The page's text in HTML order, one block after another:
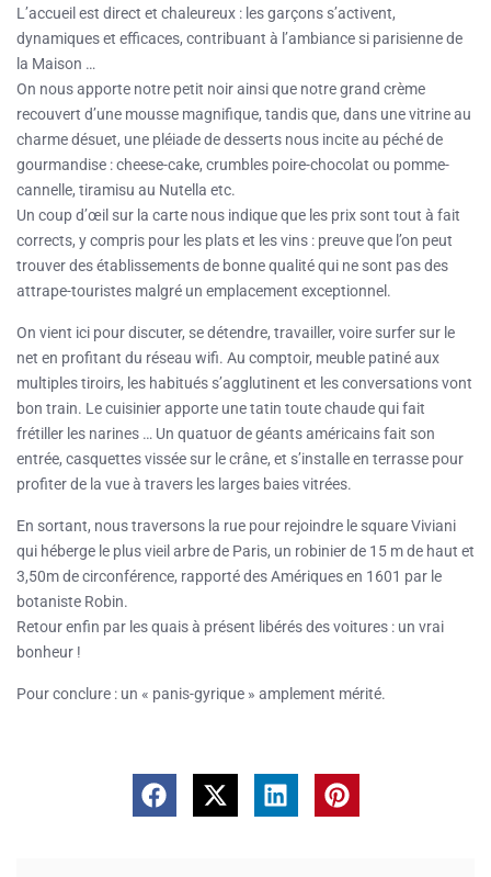
L’accueil est direct et chaleureux : les garçons s’activent,
dynamiques et efficaces, contribuant à l’ambiance si parisienne de
la Maison …
On nous apporte notre petit noir ainsi que notre grand crème
recouvert d’une mousse magnifique, tandis que, dans une vitrine au
charme désuet, une pléiade de desserts nous incite au péché de
gourmandise : cheese-cake, crumbles poire-chocolat ou pomme-
cannelle, tiramisu au Nutella etc.
Un coup d’œil sur la carte nous indique que les prix sont tout à fait
corrects, y compris pour les plats et les vins : preuve que l’on peut
trouver des établissements de bonne qualité qui ne sont pas des
attrape-touristes malgré un emplacement exceptionnel.
On vient ici pour discuter, se détendre, travailler, voire surfer sur le
net en profitant du réseau wifi. Au comptoir, meuble patiné aux
multiples tiroirs, les habitués s’agglutinent et les conversations vont
bon train. Le cuisinier apporte une tatin toute chaude qui fait
frétiller les narines … Un quatuor de géants américains fait son
entrée, casquettes vissée sur le crâne, et s’installe en terrasse pour
profiter de la vue à travers les larges baies vitrées.
En sortant, nous traversons la rue pour rejoindre le square Viviani
qui héberge le plus vieil arbre de Paris, un robinier de 15 m de haut et
3,50m de circonférence, rapporté des Amériques en 1601 par le
botaniste Robin.
Retour enfin par les quais à présent libérés des voitures : un vrai
bonheur !
Pour conclure : un « panis-gyrique » amplement mérité.